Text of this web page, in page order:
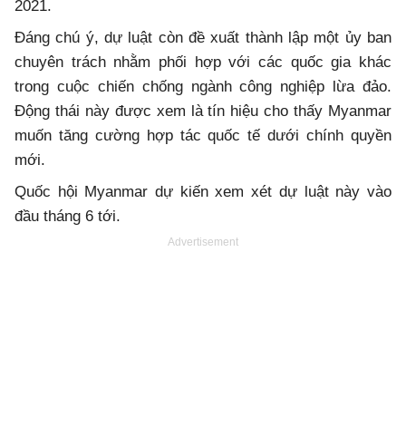
2021.
Đáng chú ý, dự luật còn đề xuất thành lập một ủy ban
chuyên trách nhằm phối hợp với các quốc gia khác
trong cuộc chiến chống ngành công nghiệp lừa đảo.
Động thái này được xem là tín hiệu cho thấy Myanmar
muốn tăng cường hợp tác quốc tế dưới chính quyền
mới.
Quốc hội Myanmar dự kiến xem xét dự luật này vào
đầu tháng 6 tới.
Advertisement